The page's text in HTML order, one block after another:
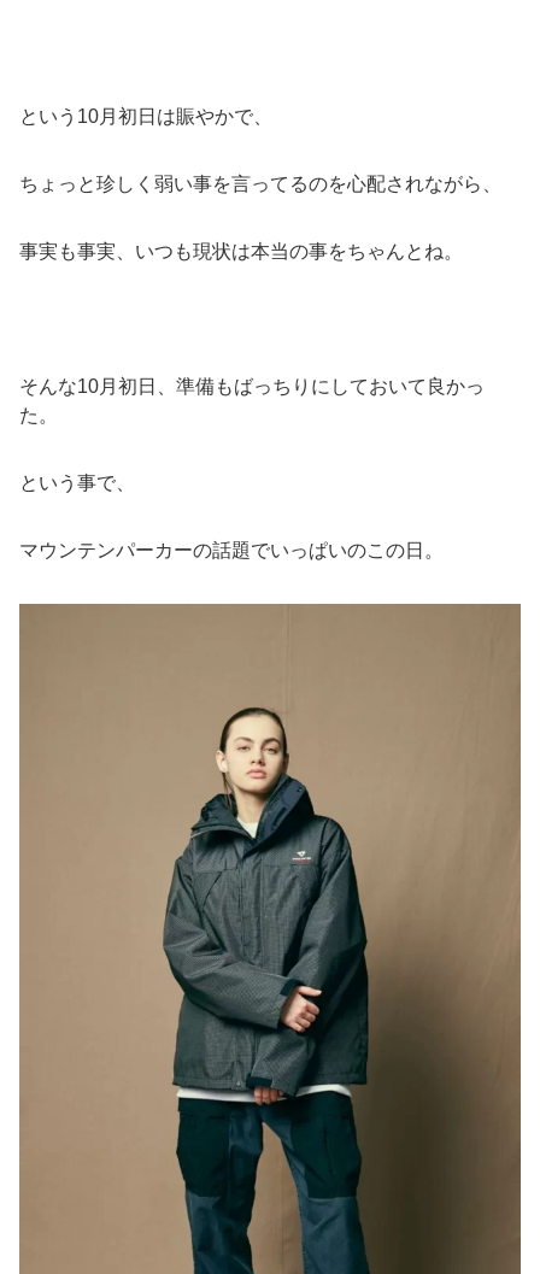
という10月初日は賑やかで、
ちょっと珍しく弱い事を言ってるのを心配されながら、
事実も事実、いつも現状は本当の事をちゃんとね。
そんな10月初日、準備もばっちりにしておいて良かっ
た。
という事で、
マウンテンパーカーの話題でいっぱいのこの日。